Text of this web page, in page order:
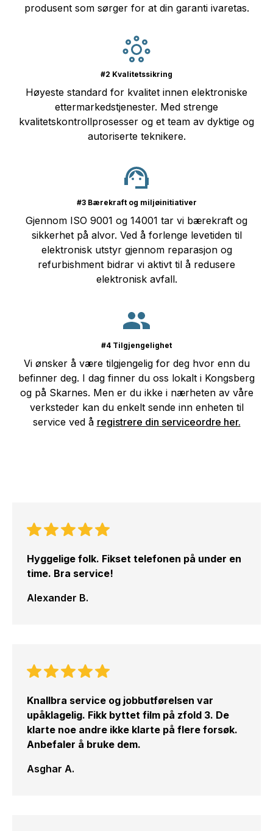
produsent som sørger for at din garanti ivaretas.
#2 Kvalitetssikring
Høyeste standard for kvalitet innen elektroniske
ettermarkedstjenester. Med strenge
kvalitetskontrollprosesser og et team av dyktige og
autoriserte teknikere.
#3 Bærekraft og miljøinitiativer
Gjennom ISO 9001 og 14001 tar vi bærekraft og
sikkerhet på alvor. Ved å forlenge levetiden til
elektronisk utstyr gjennom reparasjon og
refurbishment bidrar vi aktivt til å redusere
elektronisk avfall.
#4 Tilgjengelighet
Vi ønsker å være tilgjengelig for deg hvor enn du
befinner deg. I dag finner du oss lokalt i Kongsberg
og på Skarnes. Men er du ikke i nærheten av våre
verksteder kan du enkelt sende inn enheten til
service ved å registrere din serviceordre her.
Hyggelige folk. Fikset telefonen på under en
time. Bra service!
Alexander B.
Knallbra service og jobbutførelsen var
upåklagelig. Fikk byttet film på zfold 3. De
klarte noe andre ikke klarte på flere forsøk.
Anbefaler å bruke dem.
Asghar A.